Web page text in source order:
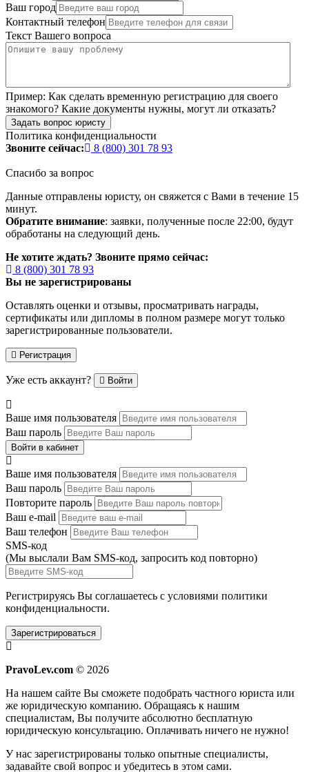
Ваш город
Контактный телефон
Текст Вашего вопроса
Пример: Как сделать временную регистрацию для своего
знакомого? Какие документы нужны, могут ли отказать?
Задать вопрос юристу
Политика конфиденциальности
Звоните сейчас:
8 (800) 301 78 93
Спасибо за вопрос
Данные отправлены юристу, он свяжется с Вами в течение 15
минут.
Обратите внимание: заявки, полученные после 22:00, будут
обработаны на следующий день.
Не хотите ждать? Звоните прямо сейчас:
8 (800) 301 78 93
Вы не зарегистрированы
Оставлять оценки и отзывы, просматривать награды,
сертификаты или дипломы в полном размере могут только
зарегистрированные пользователи.
Регистрация
Уже есть аккаунт? Войти
Ваше имя пользователя
Ваш пароль
Войти в кабинет
Ваше имя пользователя
Ваш пароль
Повторите пароль
Ваш e-mail
Ваш телефон
SMS-код
(Мы выслали Вам SMS-код, запросить код повторно)
Регистрируясь Вы соглашаетесь с условиями политики
конфиденциальности.
Зарегистрироваться
PravoLev.com © 2026
На нашем сайте Вы сможете подобрать частного юриста или
же юридическую компанию. Обращаясь к нашим
специалистам, Вы получите абсолютно бесплатную
юридическую консультацию. Оплачивать ничего не нужно!
У нас зарегистрированы только опытные специалисты,
задавайте свой вопрос и убедитесь в этом сами.